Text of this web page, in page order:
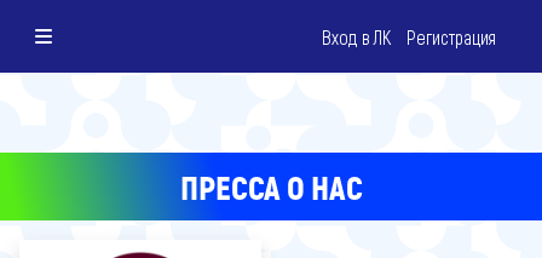
Вход в ЛК Регистрация
ПРЕССА О НАС